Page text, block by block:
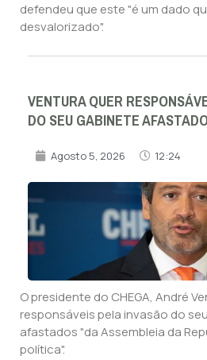
defendeu que este "é um dado
desvalorizado".
VENTURA QUER
DO SEU GABINETE
Agosto 5, 2026 12:24
O presidente do CHEGA, André
responsáveis pela invasão do
afastados "da Assembleia da
política".